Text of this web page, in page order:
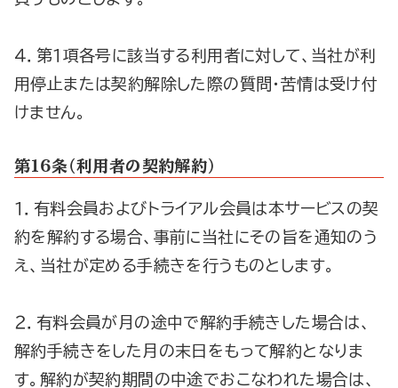
４．第１項各号に該当する利用者に対して、当社が利
用停止または契約解除した際の質問・苦情は受け付
けません。
第1６条（利用者の契約解約）
１．有料会員およびトライアル会員は本サービスの契
約を解約する場合、事前に当社にその旨を通知のう
え、当社が定める手続きを行うものとします。
２．有料会員が月の途中で解約手続きした場合は、
解約手続きをした月の末日をもって解約となりま
す。解約が契約期間の中途でおこなわれた場合は、